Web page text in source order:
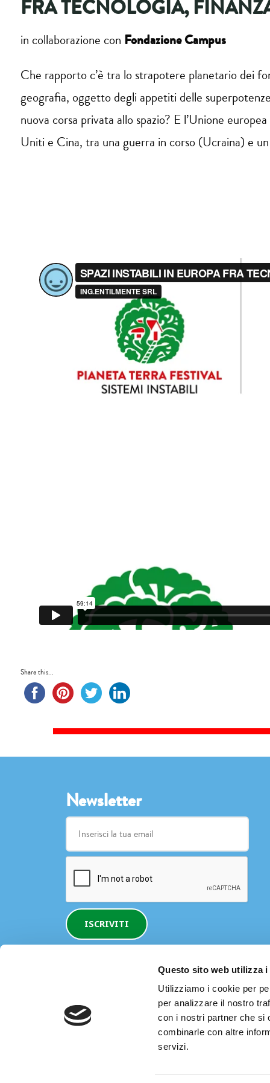
Questo sito web utilizza i
Utilizziamo i cookie per
per analizzare il nostro
con i nostri partner che si
combinarle con altre
servizi.
FRA TECNOLOGIA,
in collaborazione con Fondazione Campus
Che rapporto c’è tra lo strapotere planetario dei
geografia, oggetto degli appetiti delle
nuova corsa privata allo spazio? E l’Unione
Uniti e Cina, tra una guerra in corso (Ucraina) e
Share this...
Newsletter
ISCRIVITI